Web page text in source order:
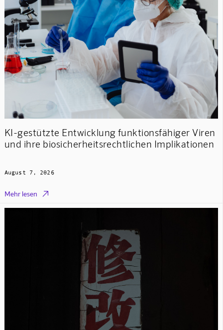
KI-gestützte Entwicklung funktionsfähiger Viren
und ihre biosicherheitsrechtlichen Implikationen
August 7, 2026
Mehr lesen 